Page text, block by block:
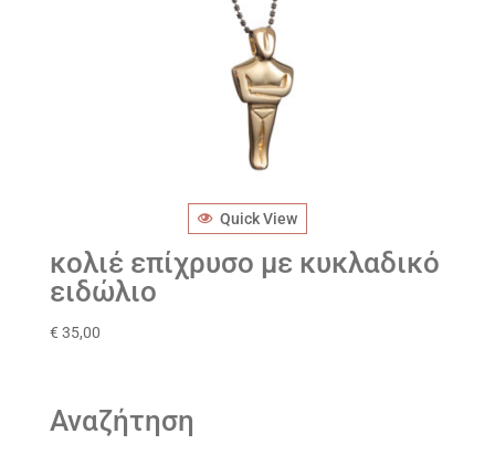
Quick View
κολιέ επίχρυσο με κυκλαδικό
ειδώλιο
€ 35,00
Αναζήτηση